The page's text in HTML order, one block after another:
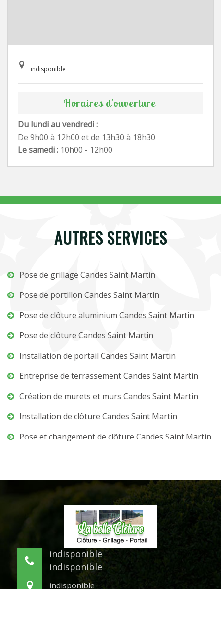
indisponible
Horaires d'ouverture
Du lundi au vendredi :
De 9h00 à 12h00 et de 13h30 à 18h30
Le samedi : 10h00 - 12h00
AUTRES SERVICES
Pose de grillage Candes Saint Martin
Pose de portillon Candes Saint Martin
Pose de clôture aluminium Candes Saint Martin
Pose de clôture Candes Saint Martin
Installation de portail Candes Saint Martin
Entreprise de terrassement Candes Saint Martin
Création de murets et murs Candes Saint Martin
Installation de clôture Candes Saint Martin
Pose et changement de clôture Candes Saint Martin
indisponible
indisponible
indisponible